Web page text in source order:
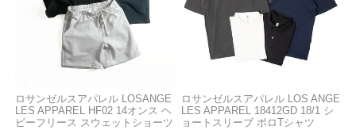
ロサンゼルスアパレル LOSANGE
LES APPAREL HF02 14オンス ヘ
ビーフリース スウェットショーツ
ロサンゼルスアパレル LOS ANGE
LES APPAREL 18412GD 18/1 シ
ョートスリーブ ポロTシャツ